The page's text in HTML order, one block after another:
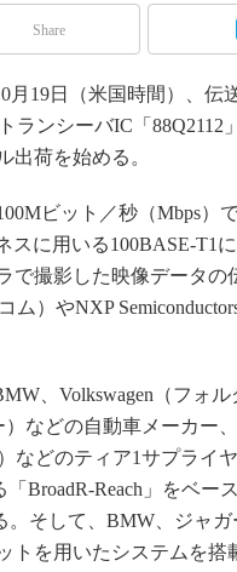
WORLD
業オープンネット展
ISO26262
3Dプリンタ
インダストリー4.0
イノベーション
知財マネジメント
グローバル設計・開発
制御セキュリティ
新型コロナへの対応
Share
月19日（米国時間）、伝
ランシーバIC「88Q2112
出荷を始める。
ビット／秒（Mbps）
スに用いる100BASE-T1
撮影した映像データの
ム）やNXP
、Volkswagen（フォ
）などの自動車メーカー
などのティア1サプライ
BroadR-Reach」をベース
。そして、BMW、ジャガ
トを用いたシステムを搭